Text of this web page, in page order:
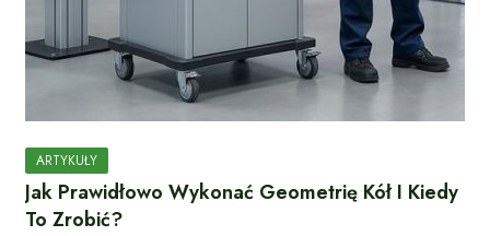
ARTYKUŁY
Jak Prawidłowo Wykonać Geometrię Kół I Kiedy
To Zrobić?